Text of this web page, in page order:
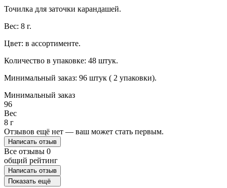
Точилка для заточки карандашей.
Вес: 8 г.
Цвет: в ассортименте.
Количество в упаковке: 48 штук.
Минимальный заказ: 96 штук ( 2 упаковки).
Минимальный заказ
96
Вес
8 г
Отзывов ещё нет — ваш может стать первым.
Написать отзыв
Все отзывы 0
общий рейтинг
Написать отзыв
Показать ещё